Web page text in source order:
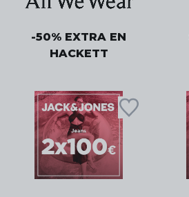
-50% EXTRA EN
HACKETT